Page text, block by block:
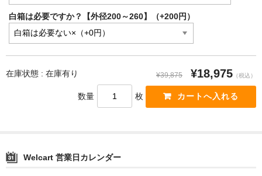
白箱は必要ですか？【外径200～260】（+200円）
在庫状態 : 在庫有り ¥39,875 ¥18,975 （税込）
数量 枚
Welcart 営業日カレンダー